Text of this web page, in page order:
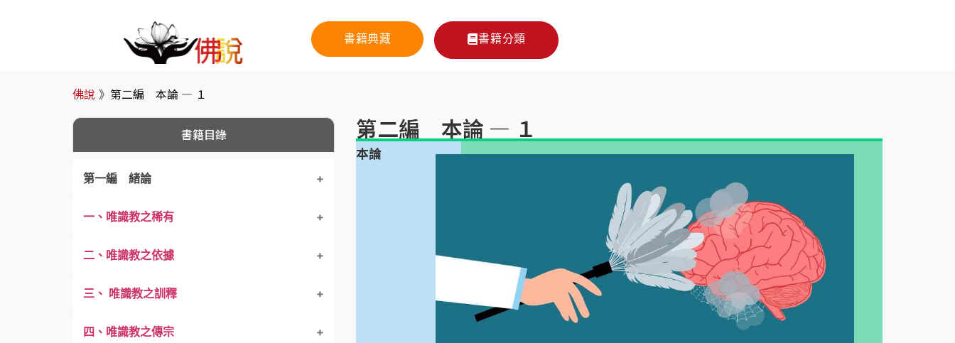
書籍典藏 書籍分類
佛說 》 第二編 本論 — １
書籍目錄
第一編 緒論
一、唯識教之稀有
二、唯識教之依據
三、 唯識教之訓釋
四、唯識教之傳宗
第二編 本論 — １
本論